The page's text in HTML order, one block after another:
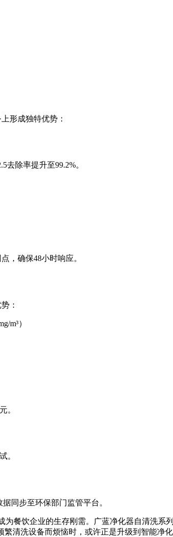
形成独特优势：
除率提升至99.2%。
，确保48小时响应。
：
m³）
。
。
同步至环保部门监管平台。
餐饮企业的生存刚需。广蓝净化器自清洗系
清洗设备而烦恼时，或许正是升级到智能净化